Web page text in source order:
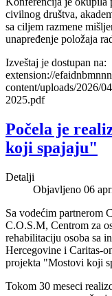
civilnog društva,
sa ciljem razmene
unapređenje položaja
Izveštaj je dostupan
extension://
content/uploads/2026/
2025.pdf
Počela je
koji spajaju"
Detalji
Objavljeno 06
Sa vodećim partnerom
C.O.S.M, Centrom za
rehabilitaciju osoba sa
Hercegovine i Caritas-
projekta "Mostovi koji
Tokom 30 meseci